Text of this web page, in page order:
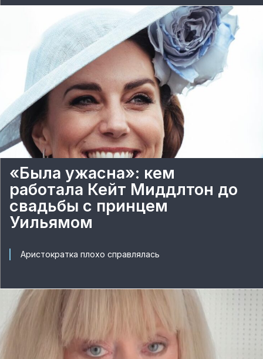
«Была ужасна»: кем
работала Кейт Миддлтон до
свадьбы с принцем
Уильямом
Аристократка плохо справлялась